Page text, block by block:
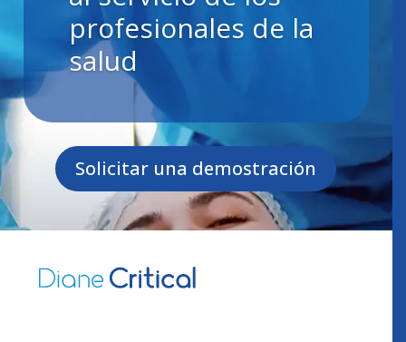
profesionales de la
salud
Solicitar una demostración